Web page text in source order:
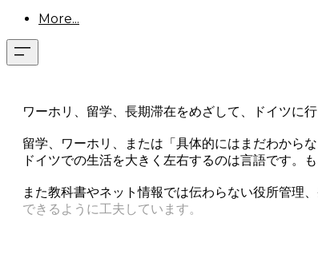
More...
ワーホリ、留学、長期滞在をめざして、ドイツに
留学、ワーホリ、または「具体的にはまだわから
ドイツでの生活を大きく左右するのは言語です。
また教科書やネット情報では伝わらない役所管理、
できるように工夫しています。